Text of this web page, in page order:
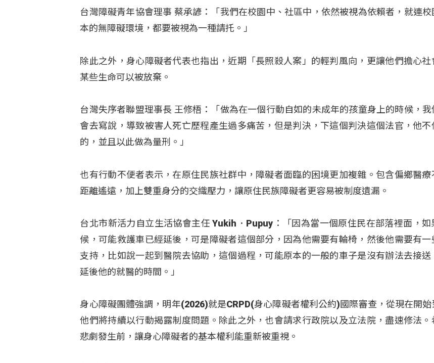
台灣障礙青年協會理事 蔡承諺：「我們在校園中、社區中，依然被視為依賴者，就連
本的無障礙環境，都要被視為一種請托。」
除此之外，身心障礙者代表也指出，近期「長照殺人案」的輕判風向，更讓他們擔心
某些生命可以被放棄。
台灣失序者聯盟理事長 王修梧：「做為在一個行動自如的未成年的孩童身上的時候，我
會去寫說，導致被害人死亡歷程產生過多痛苦，但是判決，下這個判決這個法官，他不
的，並且以此做為量刑。」
也有行動不便者表示，在原住民族社群中，障礙者面臨的困境更加複雜。包含偏鄉醫療
距離遙遠，加上雙重身分的交織壓力，讓原住民族障礙者更容易被制度遺漏。
台北市新活力自立生活協會主任 Yukih．Pupuy：「因為當一個原住民在部落裡面，如
候，可能救護車已經延後，可是障礙者這個部分，因為他需要有輪椅，然後他需要有一
支持，比如說一起到醫院去協助，這個過程，可能原本的一般的車子是沒有辦法去接送
延後他的就醫的時間。」
身心障礙團體強調，明年(2026)就是CRPD(身心障礙者權利公約)國際審查，從現在開始
他們將持續以行動揭露制度問題。除此之外，也會請求行政院以及立法院，盡速修法。
悲劇發生前，讓身心障礙者的基本權利能重新被重視。